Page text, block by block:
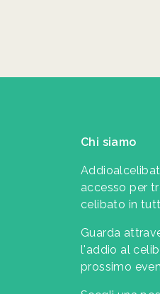
Chi siamo
accesso per
celibato in
Guarda
l'addio al
prossimo